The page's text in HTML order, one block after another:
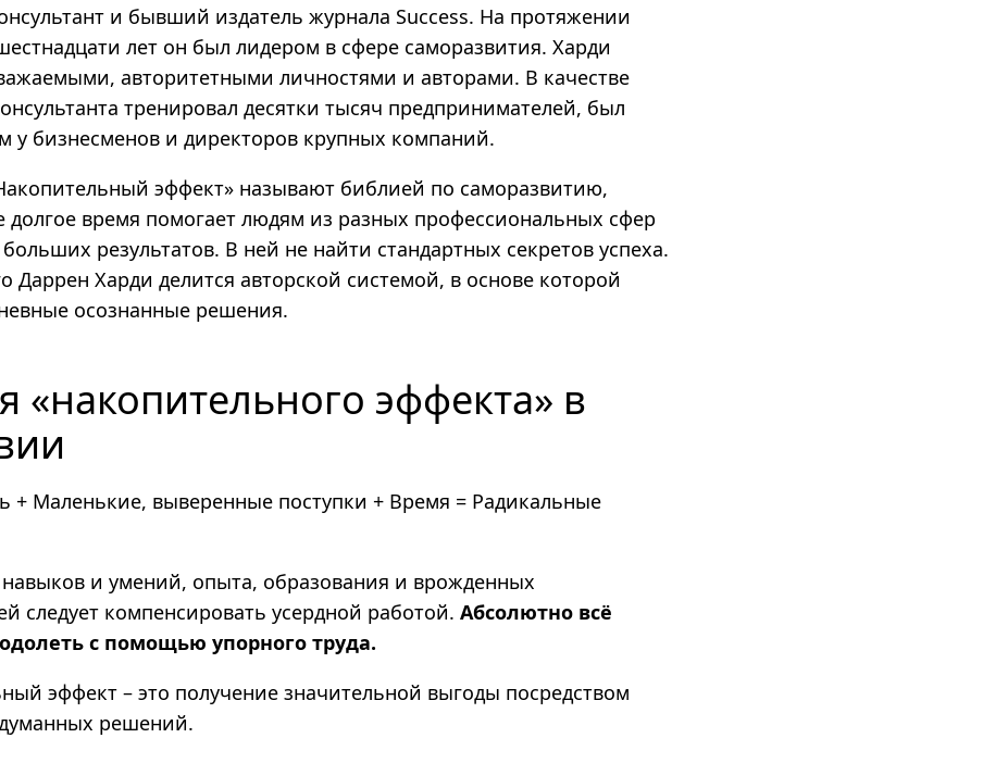
и бывший издатель журнала Success. На протяжении
лет он был лидером в сфере саморазвития. Харди
авторитетными личностями и авторами. В качестве
тренировал десятки тысяч предпринимателей, был
у бизнесменов и директоров крупных компаний.
эффект» называют библией по саморазвитию,
долгое время помогает людям из разных профессиональных сфер
результатов. В ней не найти стандартных секретов успеха.
Даррен Харди делится авторской системой, в основе которой
осознанные решения.
«накопительного эффекта» в
+ Маленькие, выверенные поступки + Время = Радикальные
навыков и умений, опыта, образования и врожденных
следует компенсировать усердной работой. Абсолютно всё
с помощью упорного труда.
эффект – это получение значительной выгоды посредством
решений.